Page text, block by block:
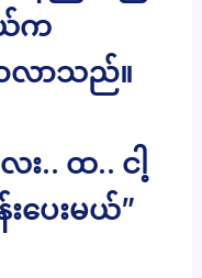
ယ်က
ာလာသည်။
.. ထ.. ငါ့
ပေးမယ်”